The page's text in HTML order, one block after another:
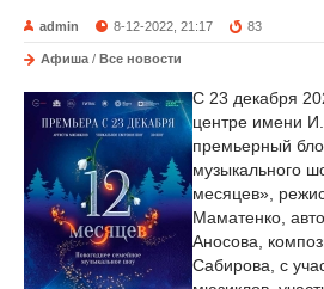
admin 8-12-2022, 21:17 83
Афиша / Все новости
С 23 декабря
центре имени
премьерный
музыкального
месяцев»,
Маматенко,
Аносова,
Сабирова, с